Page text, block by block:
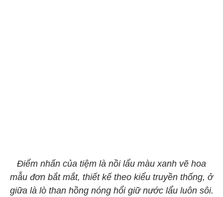
Điểm nhấn của tiệm là nồi lẩu màu xanh vẽ hoa
mẫu đơn bắt mắt, thiết kế theo kiểu truyền thống, ở
giữa là lò than hồng nóng hổi giữ nước lẩu luôn sôi.